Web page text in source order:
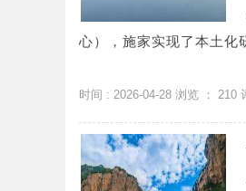
心），施家实现了本土化
时间 : 2026-04-28 浏览 ： 210